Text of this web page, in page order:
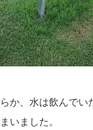
か、水は飲んでい
いました。